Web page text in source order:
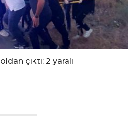
çıktı: 2 yaralı